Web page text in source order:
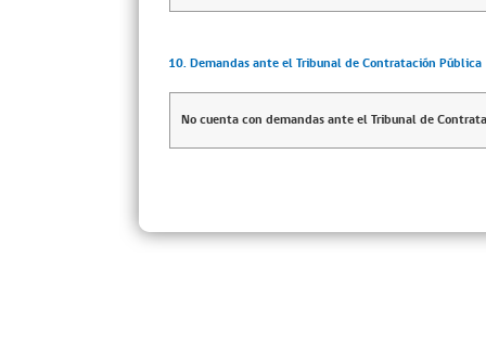
10. Demandas ante el Tribunal de Contratación Pública
No cuenta con demandas ante el Tribunal de